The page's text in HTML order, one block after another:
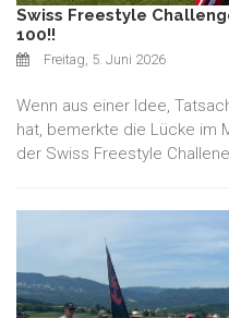
Swiss Freestyle
100!!
Freitag, 5. Juni 2026
Wenn aus einer Idee,
hat, bemerkte die Lücke im
der Swiss Freestyle